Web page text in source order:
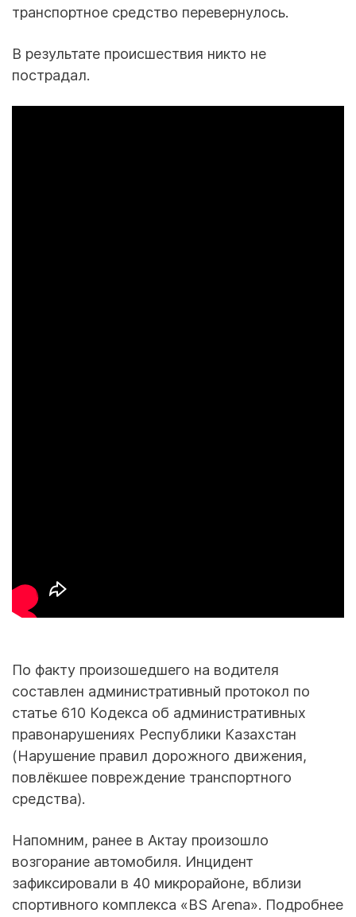
транспортное средство перевернулось.
В результате происшествия никто не
пострадал.
По факту произошедшего на водителя
составлен административный протокол по
статье 610 Кодекса об административных
правонарушениях Республики Казахстан
(Нарушение правил дорожного движения,
повлёкшее повреждение транспортного
средства).
Напомним, ранее в Актау произошло
возгорание автомобиля. Инцидент
зафиксировали в 40 микрорайоне, вблизи
спортивного комплекса «BS Arena». Подробнее